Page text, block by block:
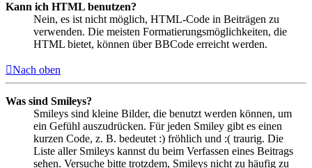
Kann ich HTML benutzen?
Nein, es ist nicht möglich, HTML-Code in Beiträgen zu
verwenden. Die meisten Formatierungsmöglichkeiten, die
HTML bietet, können über BBCode erreicht werden.
Nach oben
Was sind Smileys?
Smileys sind kleine Bilder, die benutzt werden können, um
ein Gefühl auszudrücken. Für jeden Smiley gibt es einen
kurzen Code, z. B. bedeutet :) fröhlich und :( traurig. Die
Liste aller Smileys kannst du beim Verfassen eines Beitrags
sehen. Versuche bitte trotzdem, Smileys nicht zu häufig zu